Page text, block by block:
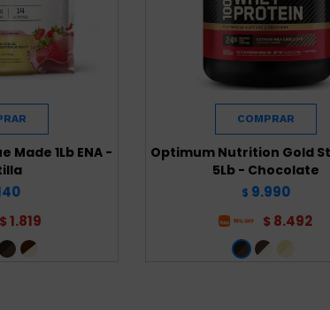
Made 1Lb ENA -
$ 1.819
Optimum Nutrition Gold
5Lb - Chocolate
$ 9.990
$ 8.492